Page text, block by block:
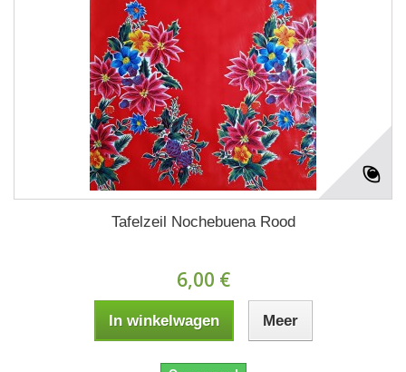
Tafelzeil Nochebuena Rood
6,00 €
In winkelwagen Meer